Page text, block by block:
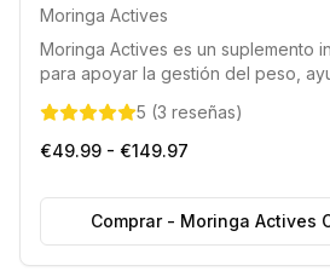
Moringa Actives
Moringa Actives es un suplemento
para apoyar la gestión del peso,
de azúcar en sangre, facilitando un
adelgazamiento efectivo y saludable.
5 (3 reseñas)
€49.99 - €149.97
Comprar- Moringa Actives